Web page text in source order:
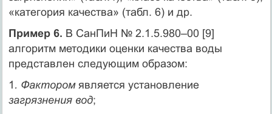
«категория качества» (табл. 6) и др.
Пример 6. В СанПиН № 2.1.5.980–00 [9]
алгоритм методики оценки качества воды
представлен следующим образом:
1 . Факторомявляется установление
загрязнения вод;